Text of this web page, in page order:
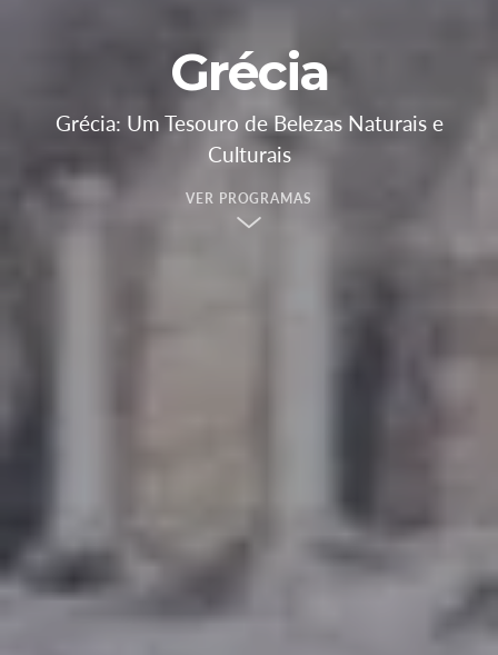
Grécia
Grécia: Um Tesouro de Belezas Naturais e
Culturais
VER PROGRAMAS